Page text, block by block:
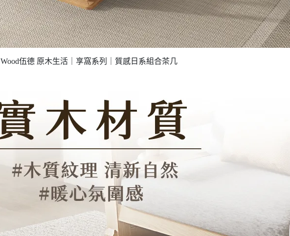
Wood伍德 原木生活｜享窩系列｜質感日系組合茶几